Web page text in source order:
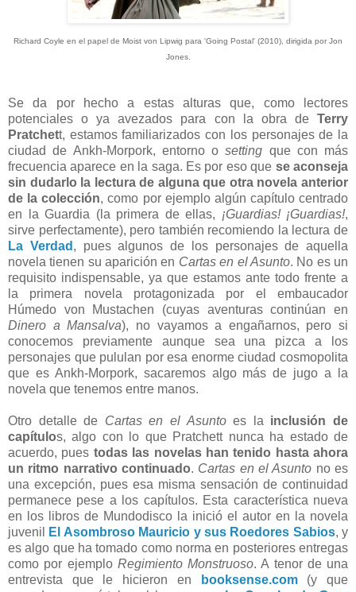
Richard Coyle en el papel de Moist von Lipwig para 'Going Postal' (2010), dirigida por Jon
Jones.
Se da por hecho a estas alturas que, como lectores
potenciales o ya avezados para con la obra de Terry
Pratchett, estamos familiarizados con los personajes de la
ciudad de Ankh-Morpork, entorno osetting que con más
frecuencia aparece en la saga. Es por eso que se aconseja
sin dudarlo la lectura de alguna que otra novela anterior
de la colección, como por ejemplo algún capítulo centrado
en la Guardia (la primera de ellas, ¡Guardias! ¡Guardias!,
sirve perfectamente), pero también recomiendo la lectura de
La Verdad , pues algunos de los personajes de aquella
novela tienen su aparición en Cartas en el Asunto. No es un
requisito indispensable, ya que estamos ante todo frente a
la primera novela protagonizada por el embaucador
Húmedo von Mustachen (cuyas aventuras continúan en
Dinero a Mansalva), no vayamos a engañarnos, pero si
conocemos previamente aunque sea una pizca a los
personajes que pululan por esa enorme ciudad cosmopolita
que es Ankh-Morpork, sacaremos algo más de jugo a la
novela que tenemos entre manos.
Otro detalle de Cartas en el Asuntoes la inclusión de
capítulos, algo con lo que Pratchett nunca ha estado de
acuerdo, pues todas las novelas han tenido hasta ahora
un ritmo narrativo continuado. Cartas en el Asunto no es
una excepción, pues esa misma sensación de continuidad
permanece pese a los capítulos. Esta característica nueva
en los libros de Mundodisco la inició el autor en la novela
juvenil
El Asombroso Mauricio y sus Roedores Sabios, y
es algo que ha tomado como norma en posteriores entregas
como por ejemplo Regimiento Monstruoso. A tenor de una
entrevista que le hicieron en
booksense.com(y que